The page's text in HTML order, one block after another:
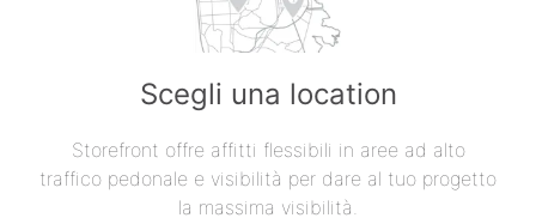
Scegli una location
Storefront offre affitti flessibili in aree ad alto
traffico pedonale e visibilità per dare al tuo progetto
la massima visibilità.